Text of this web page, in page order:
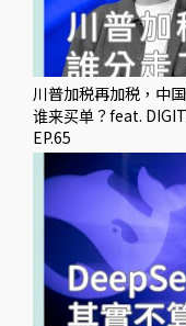
川普加税再加税，中
谁来买单？feat.
EP.65